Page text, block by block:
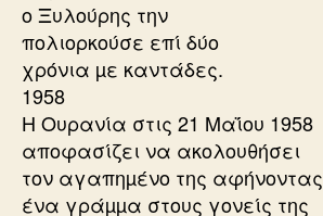
ο Ξυλούρης την
πολιορκούσε επί δύο
χρόνια µε καντάδες.
1958
Η Ουρανία στις 21 Μαΐου 1958
αποφασίζει να ακολουθήσει
τον αγαπηµένο της αφήνοντας
ένα γράµµα στους γονείς της